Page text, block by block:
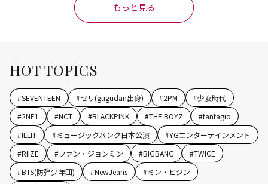
もっと見る
HOT TOPICS
#SEVENTEEN #セリ(gugudan出身) #2PM #少女時代
#2NE1 #NCT #BLACKPINK #THE BOYZ #fantagio
#ILLIT #ミュージックバンク日本公演 #YGエンターテインメント
#RIIZE #ファン・ジョンミン #BIGBANG #TWICE
#BTS(防弾少年団) #NewJeans #ミン・ヒジン